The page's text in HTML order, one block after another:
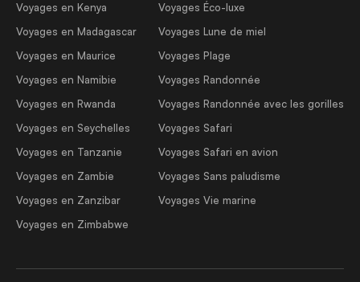
Voyages en Kenya
Voyages en Madagascar
Voyages en Maurice
Voyages en Namibie
Voyages en Rwanda
Voyages en Seychelles
Voyages en Tanzanie
Voyages en Zambie
Voyages en Zanzibar
Voyages en Zimbabwe
Voyages Éco-luxe
Voyages Lune de miel
Voyages Plage
Voyages Randonnée
Voyages Randonnée avec les gorilles
Voyages Safari
Voyages Safari en avion
Voyages Sans paludisme
Voyages Vie marine